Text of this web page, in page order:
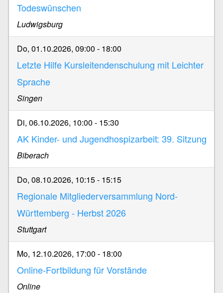
Todeswünschen
Ludwigsburg
Do, 01.10.2026, 09:00 - 18:00
Letzte Hilfe Kursleitendenschulung mit Leichter
Sprache
Singen
Di, 06.10.2026, 10:00 - 15:30
AK Kinder- und Jugendhospizarbeit: 39. Sitzung
Biberach
Do, 08.10.2026, 10:15- 15:15
Regionale Mitgliederversammlung Nord-
Württemberg - Herbst 2026
Stuttgart
Mo, 12.10.2026, 17:00 - 18:00
Online-Fortbildung für Vorstände
Online